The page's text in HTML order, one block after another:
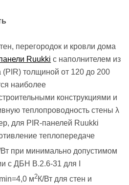
перегородок и кровли дома
Ruukki с наполнителем из
(PIR) толщиной от 120 до 200
наиболее
конструкциями и
теплопроводность стены λ
для PIR-панелей Ruukki
теплопередаче
Вт при минимально допустимом
с ДБН В.2.6-31 для I
м2К/Вт для стен и